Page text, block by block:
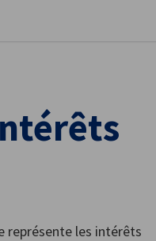
représente les intérêts